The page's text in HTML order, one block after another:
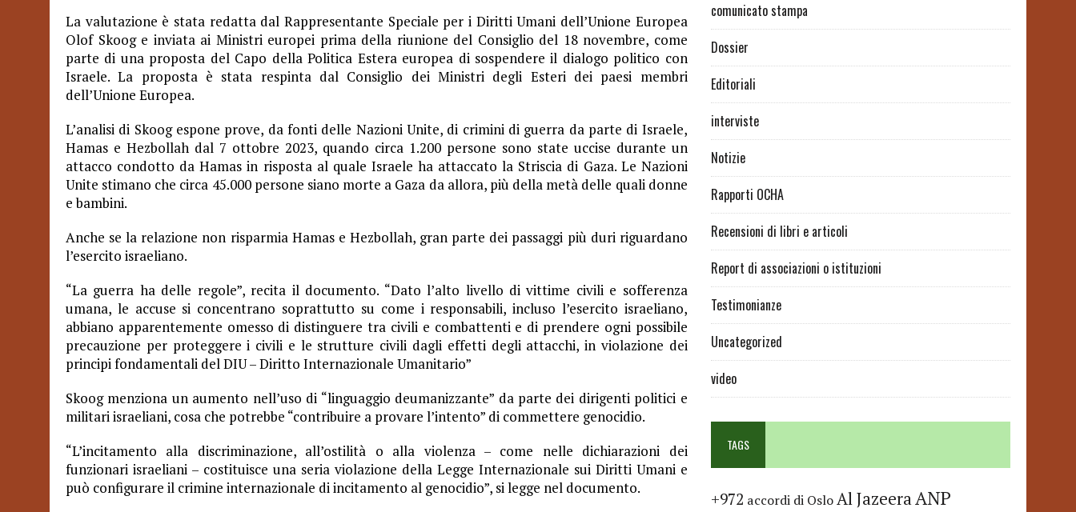
La valutazione è stata redatta dal Rappresentante Speciale per i Diritti Umani dell’Unione Europea
Olof Skoog e inviata ai Ministri europei prima della riunione del Consiglio del 18 novembre, come
parte di una proposta del Capo della Politica Estera europea di sospendere il dialogo politico con
Israele. La proposta è stata respinta dal Consiglio dei Ministri degli Esteri dei paesi membri
dell’Unione Europea.
L’analisi di Skoog espone prove, da fonti delle Nazioni Unite, di crimini di guerra da parte di Israele,
Hamas e Hezbollah dal 7 ottobre 2023, quando circa 1.200 persone sono state uccise durante un
attacco condotto da Hamas in risposta al quale Israele ha attaccato la Striscia di Gaza. Le Nazioni
Unite stimano che circa 45.000 persone siano morte a Gaza da allora, più della metà delle quali donne
e bambini.
Anche se la relazione non risparmia Hamas e Hezbollah, gran parte dei passaggi più duri riguardano
l’esercito israeliano.
“La guerra ha delle regole”, recita il documento. “Dato l’alto livello di vittime civili e sofferenza
umana, le accuse si concentrano soprattutto su come i responsabili, incluso l’esercito israeliano,
abbiano apparentemente omesso di distinguere tra civili e combattenti e di prendere ogni possibile
precauzione per proteggere i civili e le strutture civili dagli effetti degli attacchi, in violazione dei
principi fondamentali del DIU – Diritto Internazionale Umanitario”
Skoog menziona un aumento nell’uso di “linguaggio deumanizzante” da parte dei dirigenti politici e
militari israeliani, cosa che potrebbe “contribuire a provare l’intento” di commettere genocidio.
“L’incitamento alla discriminazione, all’ostilità o alla violenza – come nelle dichiarazioni dei
funzionari israeliani – costituisce una seria violazione della Legge Internazionale sui Diritti Umani e
può configurare il crimine internazionale di incitamento al genocidio”, si legge nel documento.
comunicato stampa
Dossier
Editoriali
interviste
Notizie
Rapporti OCHA
Recensioni di libri e articoli
Report di associazioni o istituzioni
Testimonianze
Uncategorized
video
TAGS
+972 accordi di OsloAl JazeeraANP